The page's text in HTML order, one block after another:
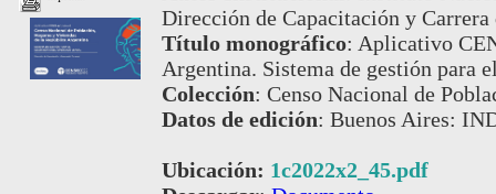
Dirección de Capacitación y Carrera
Título monográfico: Aplicativo
Argentina. Sistema de gestión para
Colección: Censo Nacional de
Datos de edición: Buenos Aires:
Ubicación: 1c2022x2_45.pdf